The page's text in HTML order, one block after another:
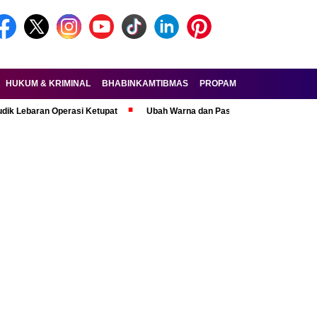
HUKUM & KRIMINAL BHABINKAMTIBMAS PROPAM
Operasi Ketupat Ubah Warna dan Pasang Pelat Palsu, Pelaku